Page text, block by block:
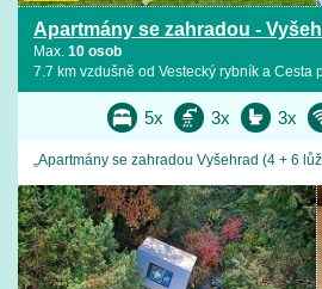
Apartmány se zahradou -
Max. 10 osob
7.7 km vzdušně od Vestecký rybník a Cesta
5x 3x 3x
„Apartmány se zahradou Vyšehrad (4 + 6